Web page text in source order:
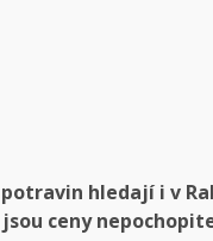
hledají i v
ceny